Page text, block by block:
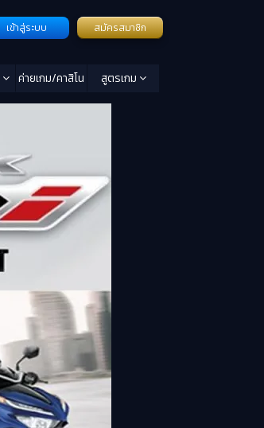
เข้าสู่ระบบ สมัครสมาชิก
ค่ายเกม/คาสิโน สูตรเกม